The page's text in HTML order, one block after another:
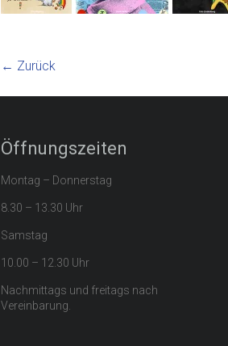
← Zurück
Öffnungszeiten
Montag – Donnerstag
8.30 – 13.30 Uhr
Samstag
10.00 – 12.30 Uhr
Nachmittags und freitags nach
Vereinbarung.